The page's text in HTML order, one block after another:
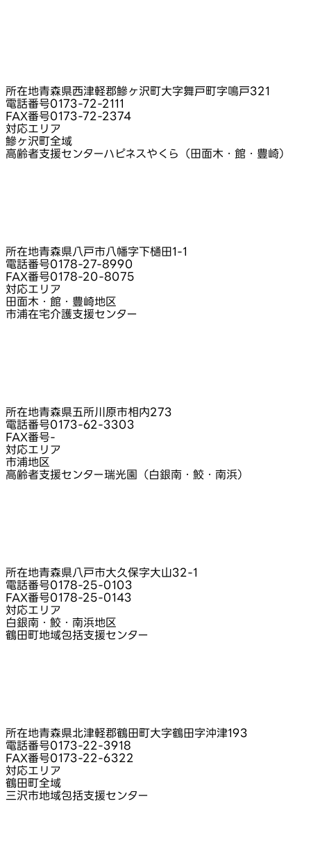
所在地青森県西津軽郡鰺ヶ沢町大字舞戸町字鳴戸321
電話番号0173-72-2111
FAX番号0173-72-2374
対応エリア
鰺ヶ沢町全域
高齢者支援センターハピネスやくら（田面木・館・豊崎）
所在地青森県八戸市八幡字下樋田1‑1
電話番号0178-27-8990
FAX番号0178-20-8075
対応エリア
田面木・館・豊崎地区
市浦在宅介護支援センター
所在地青森県五所川原市相内273
電話番号0173-62-3303
FAX番号-
対応エリア
市浦地区
高齢者支援センター瑞光園（白銀南・鮫・南浜）
所在地青森県八戸市大久保字大山32‑1
電話番号0178-25-0103
FAX番号0178-25-0143
対応エリア
白銀南・鮫・南浜地区
鶴田町地域包括支援センター
所在地青森県北津軽郡鶴田町大字鶴田字沖津193
電話番号0173-22-3918
FAX番号0173-22-6322
対応エリア
鶴田町全域
三沢市地域包括支援センター